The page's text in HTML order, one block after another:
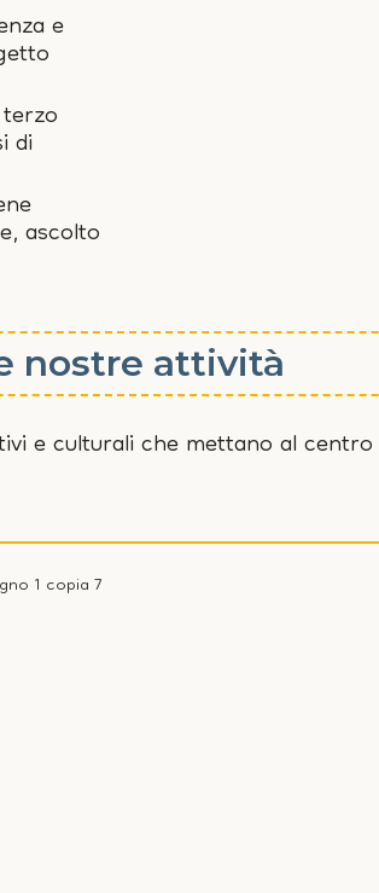
e
di
ascolto
nostre attività
e culturali che mettano al